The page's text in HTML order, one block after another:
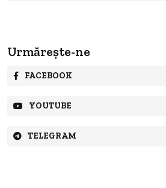
Urmărește-ne
FACEBOOK
YOUTUBE
TELEGRAM